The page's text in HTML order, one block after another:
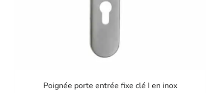
Poignée porte entrée fixe clé I en inox